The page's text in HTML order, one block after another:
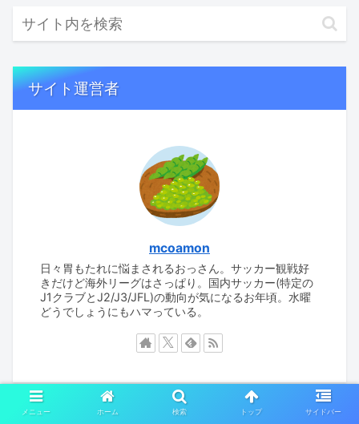
サイト運営者
mcoamon
日々胃もたれに悩まされるおっさん。サッカー観戦好
きだけど海外リーグはさっぱり。国内サッカー(特定の
J1クラブとJ2/J3/JFL)の動向が気になるお年頃。水曜
どうでしょうにもハマっている。
メニュー ホーム 検索 トップ サイドバー